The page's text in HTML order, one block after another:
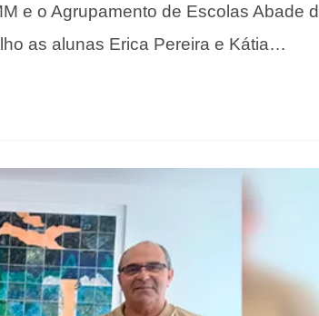
e o Agrupamento de Escolas Abade
as alunas Erica Pereira e Kátia…